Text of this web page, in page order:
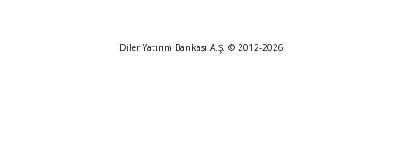
Diler Yatırım Bankası A.Ş. © 2012-2026